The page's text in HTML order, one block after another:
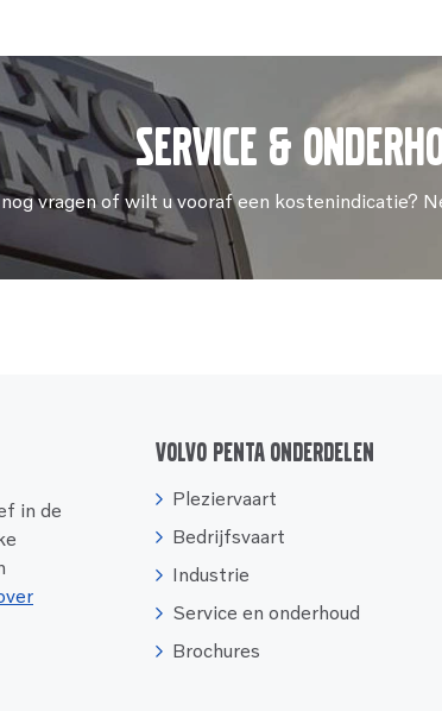
Service &
vragen of wilt u vooraf een kostenindicatie?
in de
Volvo Penta onderdelen
Pleziervaart
Bedrijfsvaart
Industrie
Service en onderhoud
Brochures